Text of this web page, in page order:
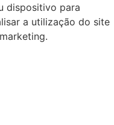
dispositivo para
a utilização do site